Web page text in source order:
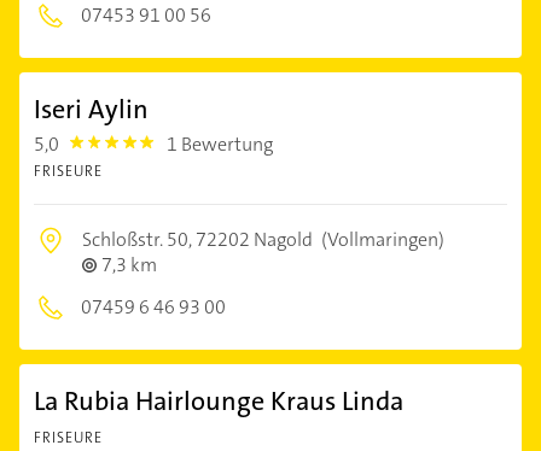
07453 91 00 56
Iseri Aylin
5,0 5.0 1 Bewertung
FRISEURE
Schloßstr. 50,72202 Nagold (Vollmaringen)
7,3 km
07459 6 46 93 00
La Rubia Hairlounge Kraus Linda
FRISEURE